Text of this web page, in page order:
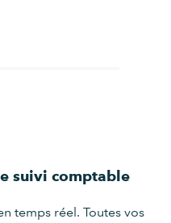
suivi comptable
temps réel. Toutes vos